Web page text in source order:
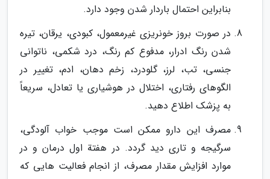
بنابراین احتمال باردار شدن وجود دارد.
در صورت بروز خونریزی غیرمعمول، کبودی، یرقان، تیره
شدن رنگ ادرار، مدفوع کم رنگ، درد شکمی، ناتوانی
جنسی، تب، لرز، گلودرد، زخم دهان، ادم، تغییر در
الگوهای رفتاری، اختلال در هوشیاری یا تعادل، سریعاً
به پزشک اطلاع دهید.
مصرف این دارو ممکن است موجب خواب آلودگی،
سرگیجه و تاری دید گردد. در هفتة اول درمان و در
موارد افزایش مقدار مصرف، از انجام فعالیت هایی که